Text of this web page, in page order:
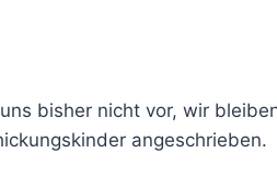
bisher nicht vor, wir
angeschrieben.